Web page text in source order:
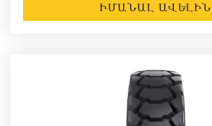
ԻՄԱՆԱԼ ԱՎԵԼԻՆ